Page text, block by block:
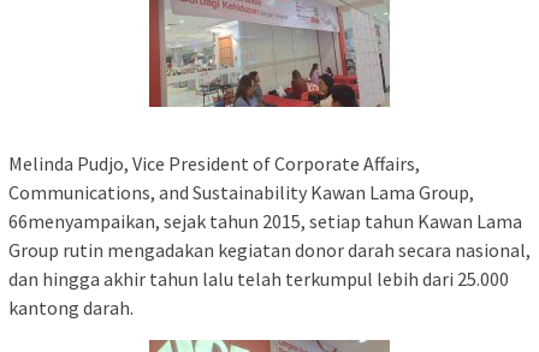
Melinda Pudjo, Vice President of Corporate Affairs,
Communications, and Sustainability Kawan Lama Group,
66menyampaikan, sejak tahun 2015, setiap tahun Kawan Lama
Group rutin mengadakan kegiatan donor darah secara nasional,
dan hingga akhir tahun lalu telah terkumpul lebih dari 25.000
kantong darah.